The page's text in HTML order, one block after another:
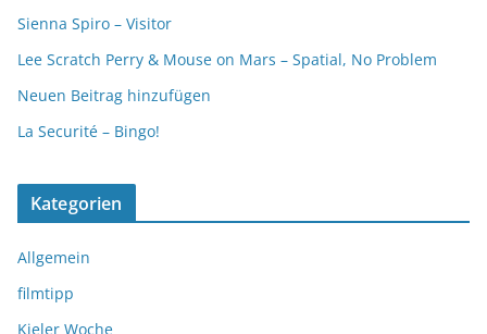
Sienna Spiro – Visitor
Lee Scratch Perry & Mouse on Mars – Spatial, No Problem
Neuen Beitrag hinzufügen
La Securité – Bingo!
Kategorien
Allgemein
filmtipp
Kieler Woche